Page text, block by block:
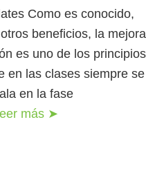
Como es conocido,
beneficios, la mejora
es uno de los principios
en las clases siempre se
en la fase
más ➤